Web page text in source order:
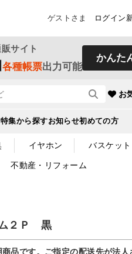
ゲストさま ログイン
サイト
各種帳票出力可能
かんた
お
特集から探すお知らせ初めての方
イヤホン バスケット
不動産・リフォーム
２Ｐ 黒
品です。ご指定の配送先が法人